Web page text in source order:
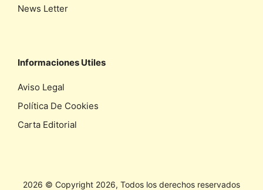
News Letter
Informaciones Utiles
Aviso Legal
Política De Cookies
Carta Editorial
2026 © Copyright 2026, Todos los derechos reservados